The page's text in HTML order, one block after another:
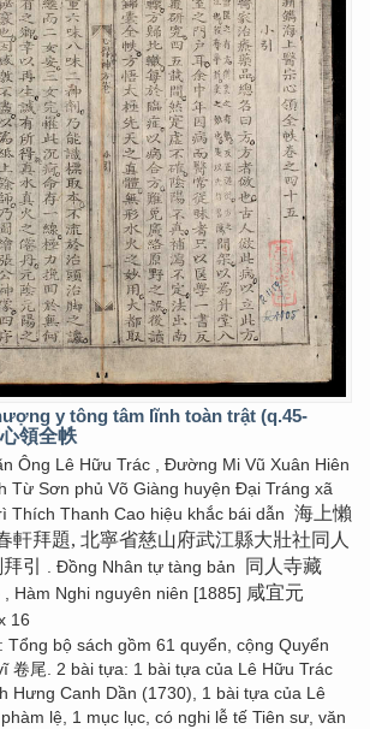
y tông tâm lĩnh toàn trật (q.45-
領全帙
Ông Lê Hữu Trác , Đường Mi Vũ Xuân Hiên
Từ Sơn phủ Võ Giàng huyện Đại Tráng xã
Thích Thanh Cao hiệu khắc bái dẫn 海上懶
軒拜題, 北寧省慈山府武江縣大壯社同人
引
. Đồng Nhân tự tàng bản
同人寺藏
, Hàm Nghi nguyên niên [1885] 咸宜元
16
: Tổng bộ sách gồm 61 quyển, cộng Quyển
卷尾. 2 bài tựa: 1 bài tựa của Lê Hữu Trác
Hưng Canh Dần (1730), 1 bài tựa của Lê
lệ, 1 mục lục, có nghi lễ tế Tiên sư, văn